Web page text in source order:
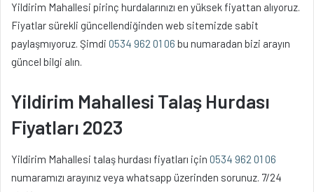
Yildirim Mahallesi pirinç hurdalarınızı en yüksek fiyattan alıyoruz.
Fiyatlar sürekli güncellendiğinden web sitemizde sabit
paylaşmıyoruz. Şimdi 0534 962 01 06 bu numaradan bizi arayın
güncel bilgi alın.
Yildirim Mahallesi Talaş Hurdası
Fiyatları 2023
Yildirim Mahallesi talaş hurdası fiyatları için 0534 962 01 06
numaramızı arayınız veya whatsapp üzerinden sorunuz. 7/24